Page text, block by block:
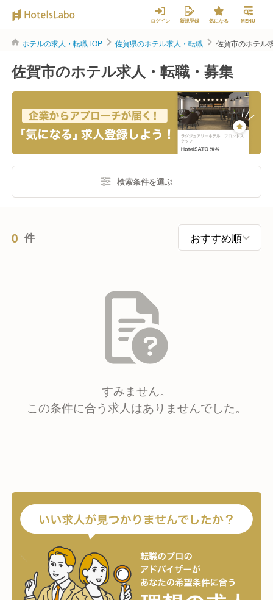
ログイン 新規登録 気になる MENU
ホテルの求人・転職TOP 佐賀県のホテル求人・転職 佐賀市のホテル
佐賀市のホテル求人・転職・募集
検索条件を選ぶ
0 件
すみません。
この条件に合う求人はありませんでした。